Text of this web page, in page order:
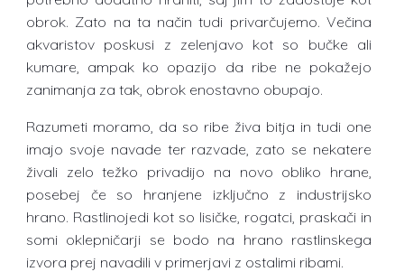
obrok. Zato na ta način tudi privarčujemo. Večina
akvaristov poskusi z zelenjavo kot so bučke ali
kumare, ampak ko opazijo da ribe ne pokažejo
zanimanja za tak, obrok enostavno obupajo.
Razumeti moramo, da so ribe živa bitja in tudi one
imajo svoje navade ter razvade, zato se nekatere
živali zelo težko privadijo na novo obliko hrane,
posebej če so hranjene izključno z industrijsko
hrano. Rastlinojedi kot so lisičke, rogatci, praskači in
somi oklepničarji se bodo na hrano rastlinskega
izvora prej navadili v primerjavi z ostalimi ribami.